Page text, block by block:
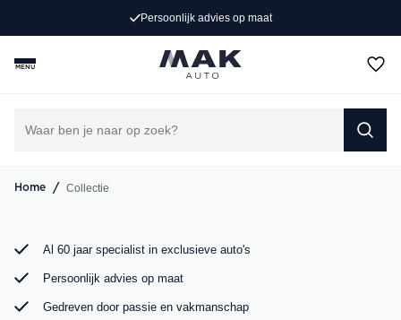
Persoonlijk advies op maat
MENU
Home / Collectie
Exclusieve occasions
Jong gebruikt, grondig gecontroleerd en klaar voor een
nieuw avontuur. Ontdek onze collectie Porsche, Audi,
Al 60 jaar specialist in exclusieve auto's
Persoonlijk advies op maat
Gedreven door passie en vakmanschap